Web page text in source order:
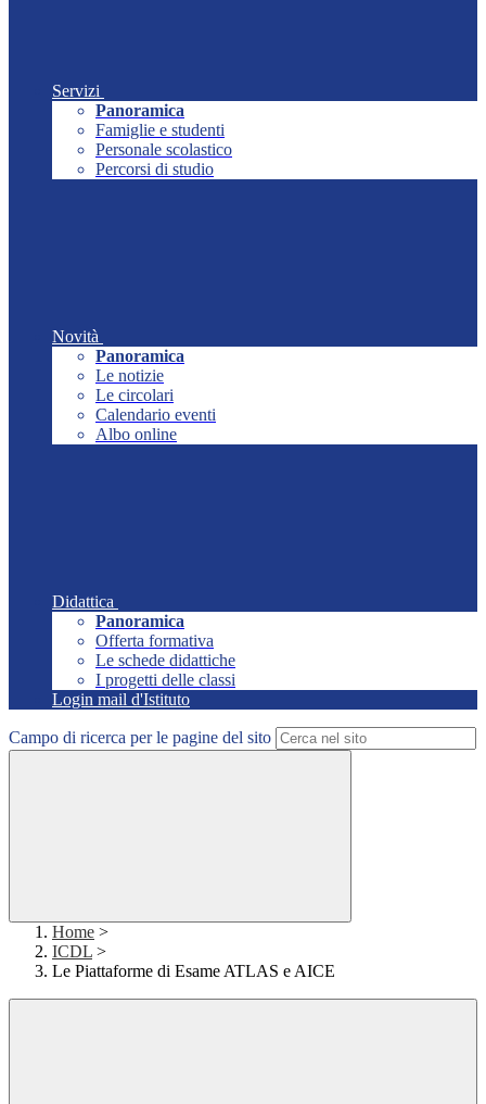
Servizi
Panoramica
Famiglie e studenti
Personale scolastico
Percorsi di studio
Novità
Panoramica
Le notizie
Le circolari
Calendario eventi
Albo online
Didattica
Panoramica
Offerta formativa
Le schede didattiche
I progetti delle classi
Login mail d'Istituto
Campo di ricerca per le pagine del sito
Home >
ICDL >
Le Piattaforme di Esame ATLAS e AICE